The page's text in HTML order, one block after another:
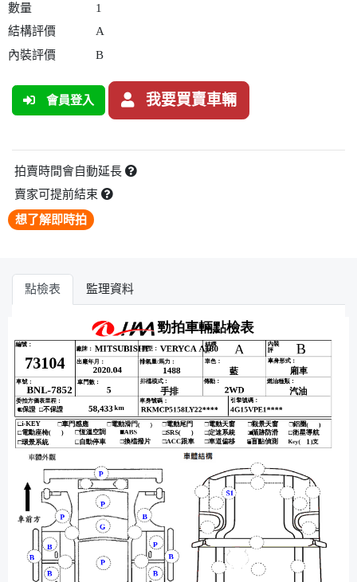
數量
1
結構評價
A
內裝評價
B
會員登入 我要買賣車輛
拍賣時間會自動延長
賣家可提前結束
想了解即時拍
點檢表 監理資料